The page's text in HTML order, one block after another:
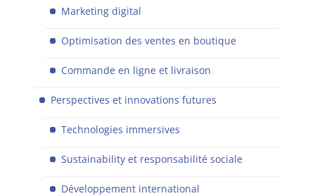
Marketing digital
Optimisation des ventes en boutique
Commande en ligne et livraison
Perspectives et innovations futures
Technologies immersives
Sustainability et responsabilité sociale
Développement international